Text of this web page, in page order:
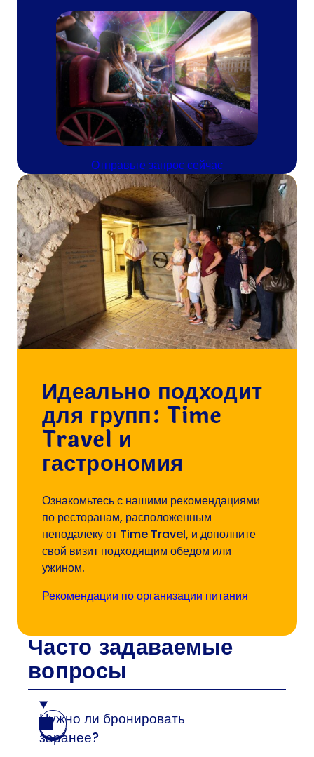
Отправьте запрос сейчас (В итоге
Идеально подходит
для групп: Time
Travel и
гастрономия
Ознакомьтесь с нашими рекомендациями
по ресторанам, расположенным
неподалеку от Time Travel, и дополните
свой визит подходящим обедом или
ужином.
Рекомендации по организации питания
Часто задаваемые
вопросы
Нужно ли бронировать
заранее?